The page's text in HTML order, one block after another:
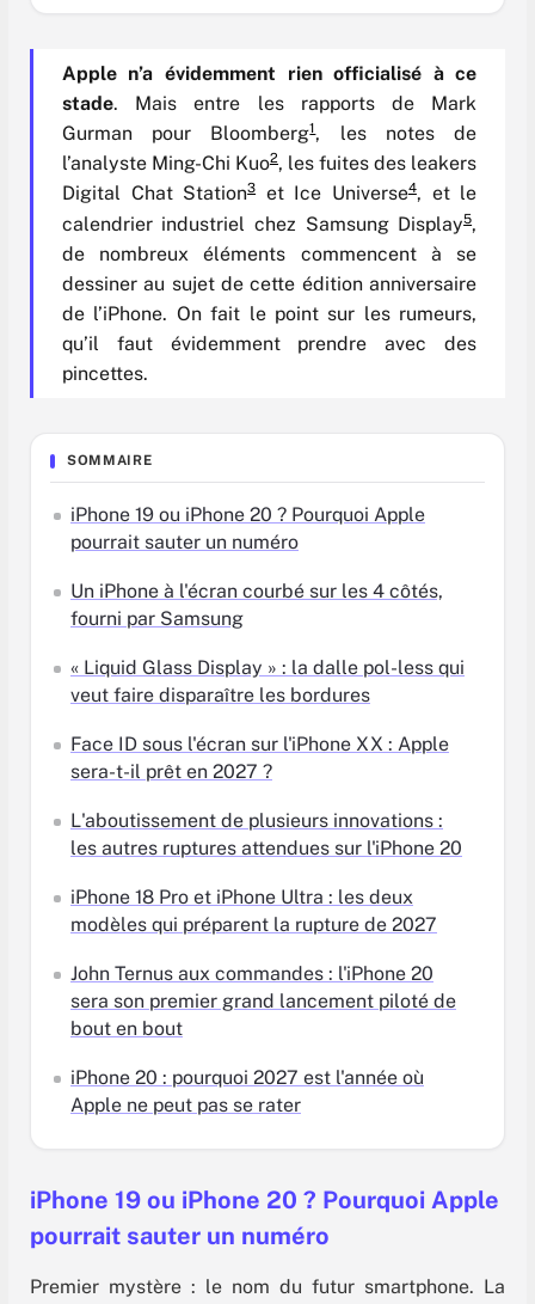
Apple n’a évidemment rien officialisé à ce
stade. Mais entre les rapports de Mark
Gurman pour Bloomberg1, les notes de
l’analyste Ming-Chi Kuo2, les fuites des leakers
Digital Chat Station3et Ice Universe4, et le
calendrier industriel chez Samsung Display5,
de nombreux éléments commencent à se
dessiner au sujet de cette édition anniversaire
de l’iPhone. On fait le point sur les rumeurs,
qu’il faut évidemment prendre avec des
pincettes.
SOMMAIRE
iPhone 19 ou iPhone 20 ? Pourquoi Apple
pourrait sauter un numéro
Un iPhone à l'écran courbé sur les 4 côtés,
fourni par Samsung
« Liquid Glass Display » : la dalle pol-less qui
veut faire disparaître les bordures
Face ID sous l'écran sur l'iPhone XX : Apple
sera-t-il prêt en 2027 ?
L'aboutissement de plusieurs innovations :
les autres ruptures attendues sur l'iPhone 20
iPhone 18 Pro et iPhone Ultra : les deux
modèles qui préparent la rupture de 2027
John Ternus aux commandes : l'iPhone 20
sera son premier grand lancement piloté de
bout en bout
iPhone 20 : pourquoi 2027 est l'année où
Apple ne peut pas se rater
iPhone 19 ou iPhone 20 ? Pourquoi Apple
pourrait sauter un numéro
Premier mystère : le nom du futur smartphone. La